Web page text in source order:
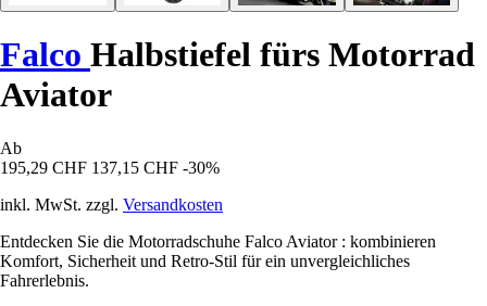
Falco Halbstiefel fürs Motorrad
Aviator
Ab
195,29 CHF 137,15 CHF -30%
inkl. MwSt. zzgl. Versandkosten
Entdecken Sie die Motorradschuhe Falco Aviator : kombinieren
Komfort, Sicherheit und Retro-Stil für ein unvergleichliches
Fahrerlebnis.